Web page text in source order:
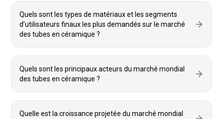
Quels sont les types de matériaux et les segments
d’utilisateurs finaux les plus demandés sur le marché
des tubes en céramique ?
Quels sont les principaux acteurs du marché mondial
des tubes en céramique ?
Quelle est la croissance projetée du marché mondial